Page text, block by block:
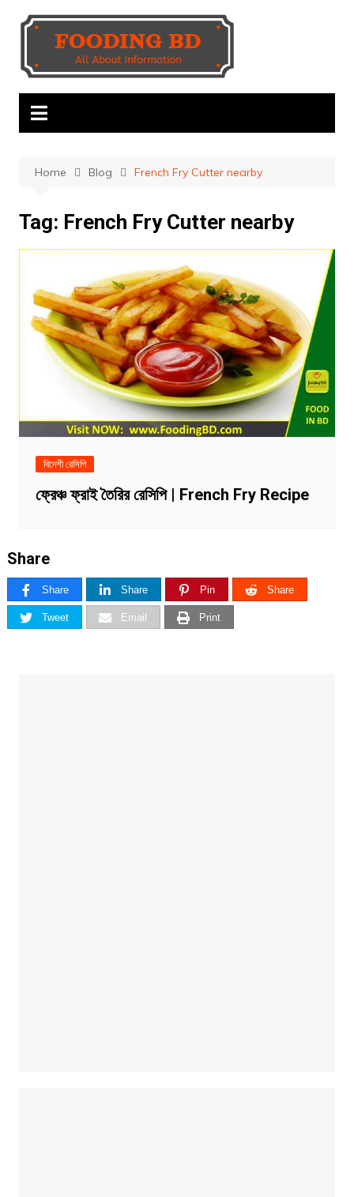
Home Blog French Fry Cutter nearby
Tag: French Fry Cutter nearby
বিদেশী রেসিপি
ফ্রেঞ্চ ফ্রাই তৈরির রেসিপি | French Fry Recipe
Share
Share Share Pin Share
Tweet Email Print